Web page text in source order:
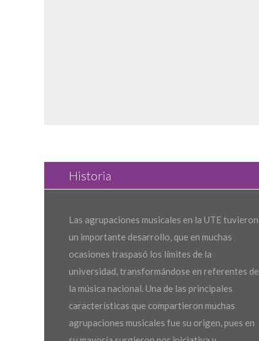
Historia
Las agrupaciones musicales en la UTE tuvieron
un importante desarrollo, que en muchas
ocasiones traspasó los límites de la
universidad, transformándose en referentes de
la música nacional. Una de las principales
características que compartieron muchas
agrupaciones musicales fue su origen, pues en